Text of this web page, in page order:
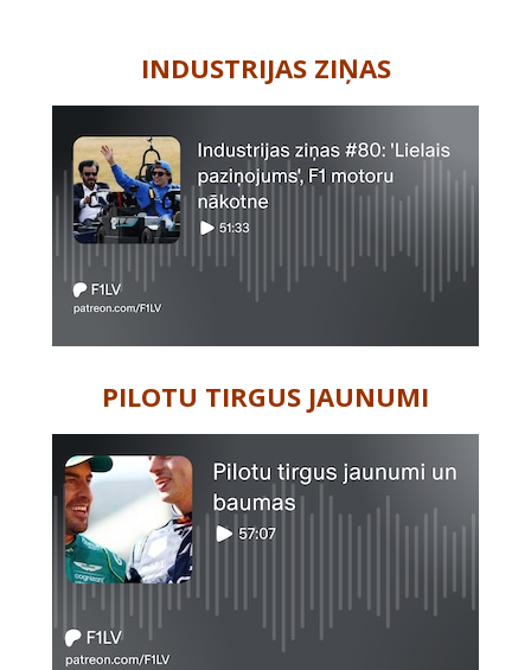
INDUSTRIJAS ZIŅAS
PILOTU TIRGUS JAUNUMI